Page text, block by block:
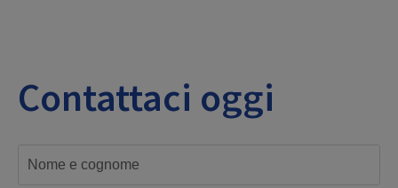
Contattaci oggi